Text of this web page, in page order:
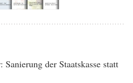
Sanierung der Staatskasse statt